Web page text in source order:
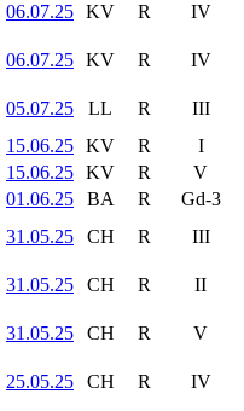
06.07.25 KV R IV
06.07.25 KV R IV
05.07.25 LL R III
15.06.25 KV R I
15.06.25 KV R V
01.06.25
BA R Gd-3
31.05.25
CH R III
31.05.25 CH R II
31.05.25 CH R V
25.05.25 CH R IV